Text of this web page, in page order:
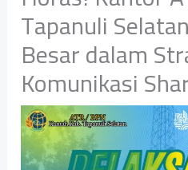
Tapanuli
Besar dalam
Komunikasi